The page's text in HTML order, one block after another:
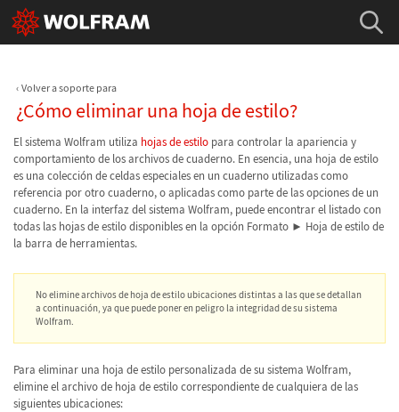
Volver a soporte para
¿Cómo eliminar una hoja de estilo?
El sistema Wolfram utiliza hojas de estilo para controlar la apariencia y
comportamiento de los archivos de cuaderno. En esencia, una hoja de estilo
es una colección de celdas especiales en un cuaderno utilizadas como
referencia por otro cuaderno, o aplicadas como parte de las opciones de un
cuaderno. En la interfaz del sistema Wolfram, puede encontrar el listado con
todas las hojas de estilo disponibles en la opción Formato ► Hoja de estilo de
la barra de herramientas.
No elimine archivos de hoja de estilo ubicaciones distintas a las que se detallan
a continuación, ya que puede poner en peligro la integridad de su sistema
Wolfram.
Para eliminar una hoja de estilo personalizada de su sistema Wolfram,
elimine el archivo de hoja de estilo correspondiente de cualquiera de las
siguientes ubicaciones: